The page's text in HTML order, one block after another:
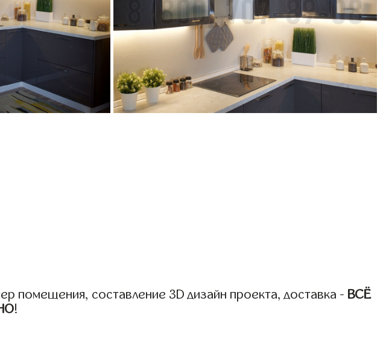
помещения, составление 3D дизайн проекта, доставка - ВСЁ
!